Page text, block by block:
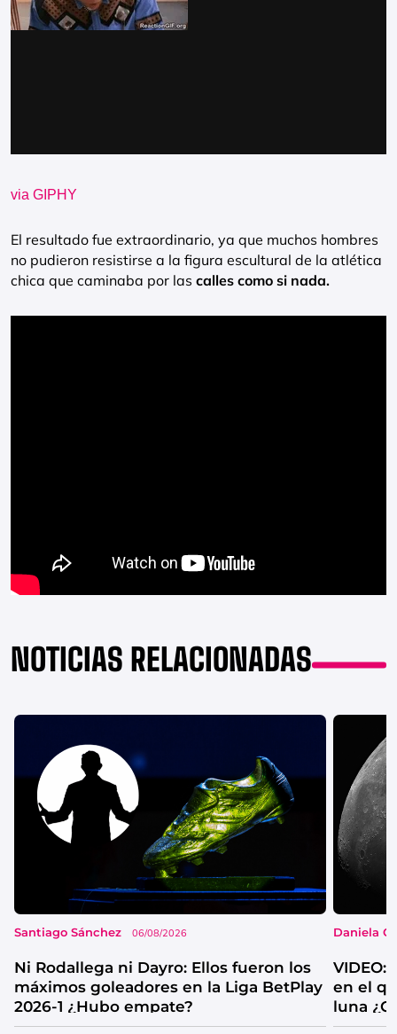
via GIPHY
El resultado fue extraordinario, ya que muchos hombres
no pudieron resistirse a la figura escultural de la atlética
chica que caminaba por las calles como si nada.
NOTICIAS RELACIONADAS
Santiago Sánchez 06/08/2026
Ni Rodallega ni Dayro: Ellos fueron los
máximos goleadores en la Liga BetPlay
2026-1 ¿Hubo empate?
Daniela
en el
luna